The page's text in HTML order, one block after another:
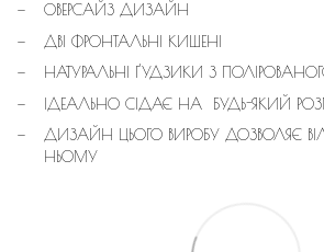
ОВЕРСАЙЗ ДИЗАЙН
ДВІ ФРОНТАЛЬНІ КИШЕНІ
НАТУРАЛЬНІ ҐУДЗИКИ З
ІДЕАЛЬНО СІДАЄ НА БУДЬ-ЯКИЙ
ДИЗАЙН ЦЬОГО ВИРОБУ ДОЗВОЛЯЄ
НЬОМУ